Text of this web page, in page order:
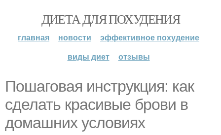
ДИЕТА ДЛЯ ПОХУДЕНИЯ
главная новости
эффективное похудение
виды диет
отзывы
Пошаговая инструкция: как
сделать красивые брови в
домашних условиях